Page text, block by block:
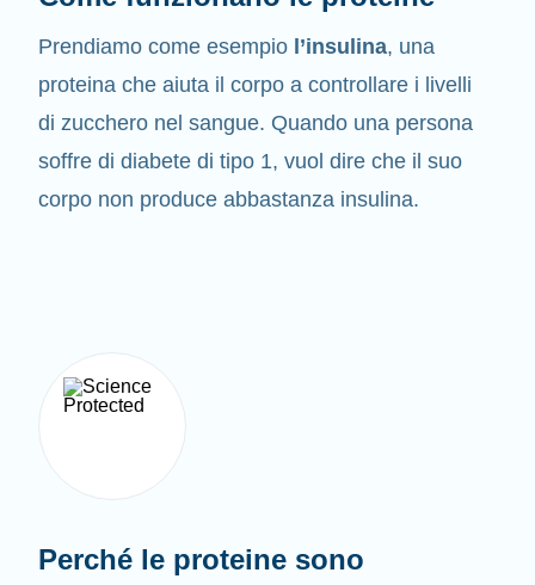
Prendiamo come esempio l’insulina, una
proteina che aiuta il corpo a controllare i livelli
di zucchero nel sangue. Quando una persona
soffre di diabete di tipo 1, vuol dire che il suo
corpo non produce abbastanza insulina.
Perché le proteine sono